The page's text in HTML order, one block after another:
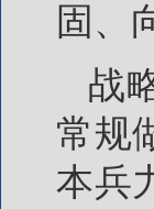
固、
战
常规
本兵